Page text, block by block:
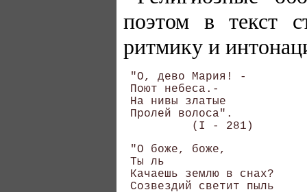
поэтом в текст
ритмику и
"О, дево Мария! -
Поют небеса.-
На нивы златые
Пролей волоса".
"О боже, боже,
Ты ль
Качаешь землю в снах?
Созвездий светит пыль